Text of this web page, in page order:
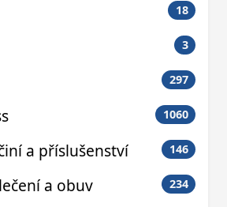
18
3
297
1060
a příslušenství 146
a obuv 234